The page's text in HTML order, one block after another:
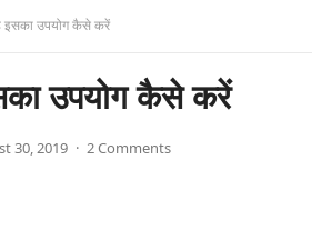
इसका उपयोग कैसे करें
उपयोग कैसे करें
30, 2019 · 2 Comments